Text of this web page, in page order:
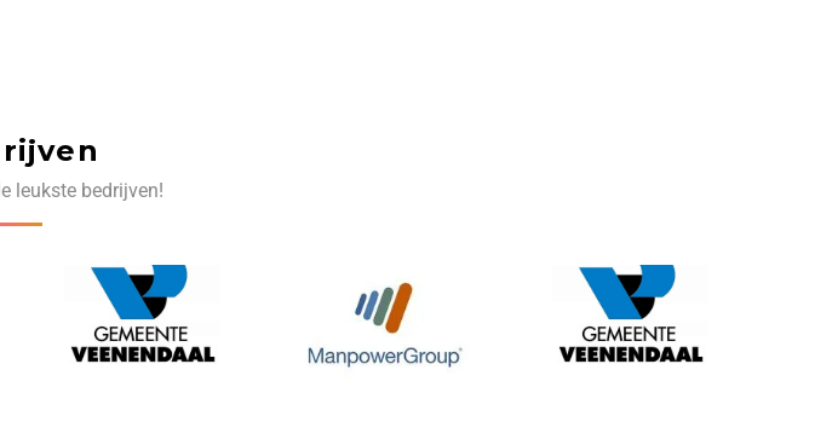
leukste bedrijven!